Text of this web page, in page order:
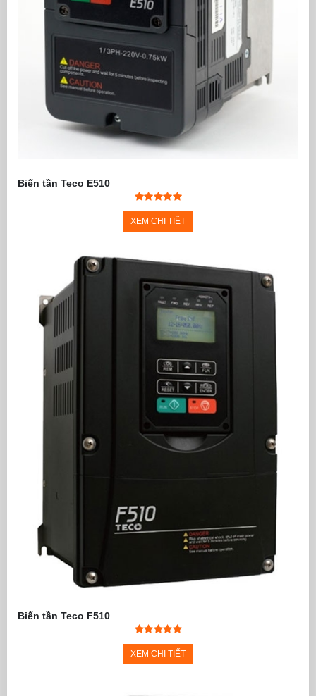
Biến tần Teco E510
XEM CHI TIẾT
Biến tần Teco F510
XEM CHI TIẾT